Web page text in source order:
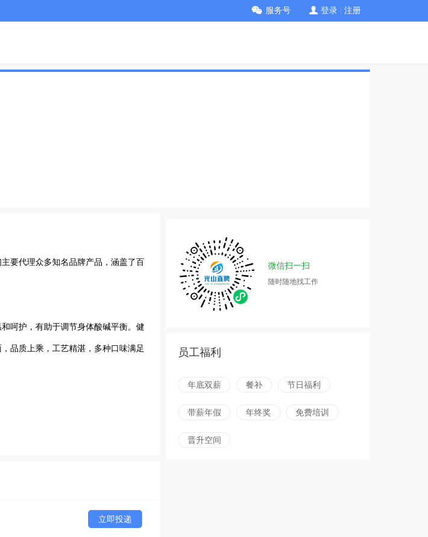
服务号 登录 注册
要代理众多知名品牌产品，涵盖了百
呵护，有助于调节身体酸碱平衡。健
品质上乘，工艺精湛，多种口味满足
行业，我们都能为您提供合适的产品
立即投递
微信扫一扫
随时随地找工作
员工福利
年底双薪 餐补 节日福利
带薪年假 年终奖 免费培训
晋升空间